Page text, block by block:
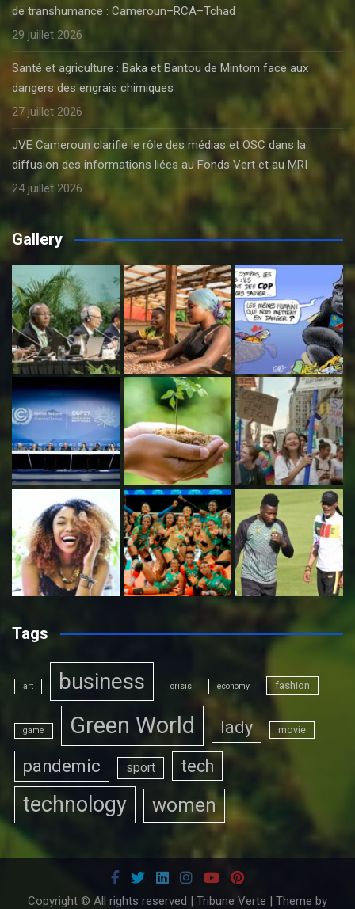
de transhumance : Cameroun–RCA–Tchad
29 juillet 2026
Santé et agriculture : Baka et Bantou de Mintom face aux
dangers des engrais chimiques
27 juillet 2026
JVE Cameroun clarifie le rôle des médias et OSC dans la
diffusion des informations liées au Fonds Vert et au MRI
24 juillet 2026
Gallery
Tags
art business crisis economy fashion
game Green World lady movie
pandemic sport tech
technology women
Copyright © All rights reserved | Tribune Verte | Theme by